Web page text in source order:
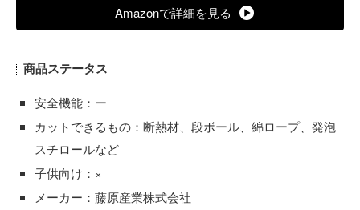
Amazonで詳細を見る
商品ステータス
安全機能：ー
カットできるもの：断熱材、段ボール、綿ロープ、発泡
スチロールなど
子供向け：×
メーカー：藤原産業株式会社